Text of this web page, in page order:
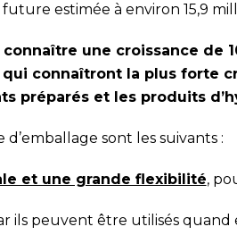
estimée à environ 15,9
une croissance de
connaîtront la plus forte
préparés et les produits
sont les suivants :
et une grande flexibilité,
ils peuvent être utilisés